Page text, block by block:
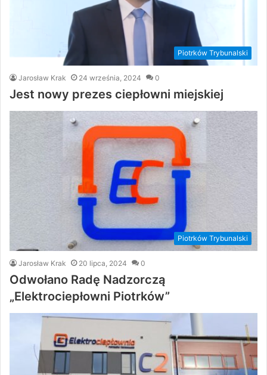
Piotrków Trybunalski
Jarosław Krak 24 września, 2024 0
Jest nowy prezes ciepłowni miejskiej
Piotrków Trybunalski
Jarosław Krak 20 lipca, 2024 0
Odwołano Radę Nadzorczą
„Elektrociepłowni Piotrków”